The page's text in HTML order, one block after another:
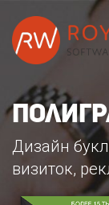
Дизайн
визиток,